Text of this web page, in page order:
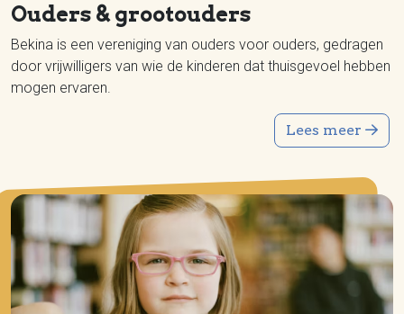
Ouders & grootouders
Bekina is een vereniging van ouders voor ouders, gedragen
door vrijwilligers van wie de kinderen dat thuisgevoel hebben
mogen ervaren.
Lees meer